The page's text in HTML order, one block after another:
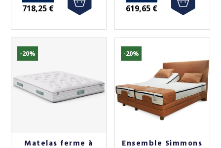
718,25 € 619,65 €
-20%
Matelas ferme à
-20%
Ensemble Simmons